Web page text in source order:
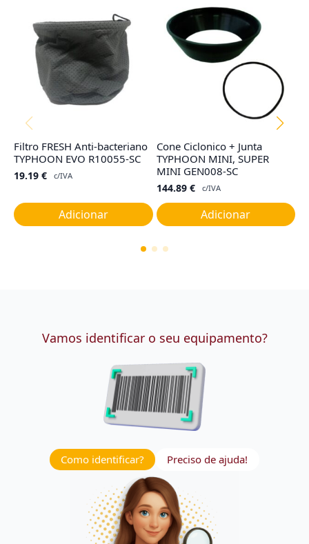
Filtro FRESH Anti-bacteriano
TYPHOON EVO R10055-SC
19.19 € c/IVA
Adicionar
Cone Ciclonico + Junta
TYPHOON MINI, SUPER
MINI GEN008-SC
144.89 € c/IVA
Adicionar
Vamos identificar o seu equipamento?
Como identificar? Preciso de ajuda!